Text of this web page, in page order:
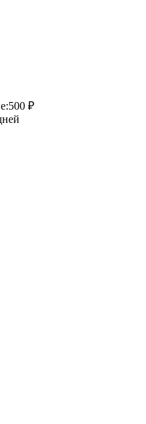
:500 ₽